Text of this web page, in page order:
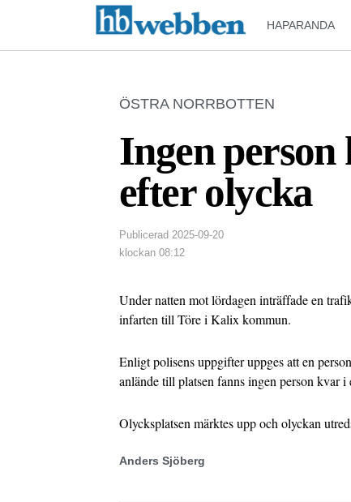
HAPARANDA
ÖSTRA NORRBOTTEN
Ingen
efter olycka
Publicerad 2025-09-20
klockan 08:12
Under natten mot lördagen inträffade en
infarten till Töre i Kalix kommun.
Enligt polisens uppgifter uppges att en
anlände till platsen fanns ingen person kvar
Olycksplatsen märktes upp och olyckan
Anders Sjöberg